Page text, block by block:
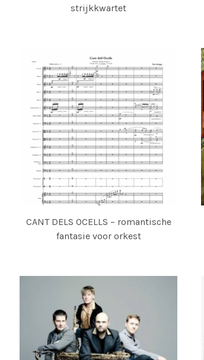
strijkkwartet
CANT DELS OCELLS – romantische
fantasie voor orkest